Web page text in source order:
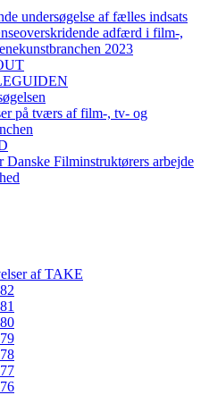
undersøgelse af fælles indsats
adfærd i film-,
2023
på tværs af film-, tv- og
Danske Filminstruktørers arbejde
af TAKE